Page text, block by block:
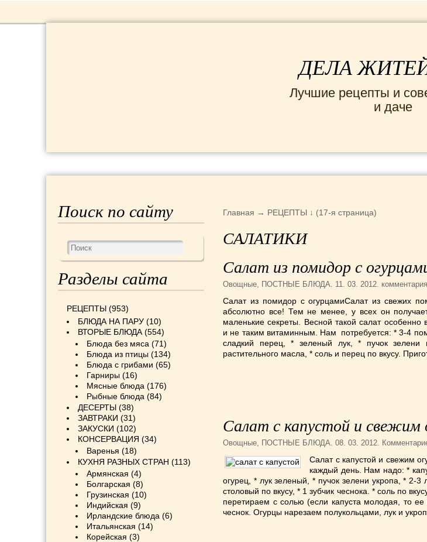
ДЕЛА
Лучшие рецепты и
и даче
Главная → РЕЦЕПТЫ ↓ (17-я страница)
САЛАТИКИ
Салат из помидор с
Овощные, ПОСТНЫЕ БЛЮДА. 11. 03. 2012.
Салат из помидор с огурцамиСалат из свежих
абсолютно все! Тем не менее, у всех он
маленькие секреты. Весной такой салат особенно
и не таким витаминным. Нам потребуется: * 3-4
сладкий перец, * зеленый лук, * пучок зелени
растительного масла, * соль и перец по вкусу.
Салат с капустой и свежим
Овощные, ПОСТНЫЕ БЛЮДА. 08. 03. 2012.
Салат с капустой и свежим
каждый день. Нам надо: *
огурец, * лук зеленый, * пучок зелени укропа, * 2-3
столовый по вкусу, * 1 зубчик чеснока. * соль по
перетираем с солью (если капуста молодая, то
чеснок. Огурцы нарезаем полукольцами, лук и
Поиск по сайту
Разделы сайта
РЕЦЕПТЫ (953)
БЛЮДА НА ПАРУ (10)
ВТОРЫЕ БЛЮДА (554)
Блюда без мяса (71)
Блюда из птицы (134)
Блюда с грибами (65)
Гарниры (16)
Мясные блюда (176)
Рыбные блюда (84)
ДЕСЕРТЫ (38)
ЗАВТРАКИ (31)
ЗАКУСКИ (102)
КОНСЕРВАЦИЯ (34)
Варенья (18)
КУХНЯ РАЗНЫХ СТРАН (113)
Армянская (4)
Болгарская (8)
Грузинская (10)
Индийская (9)
Ирландские блюда (6)
Итальянская (14)
Корейская (3)